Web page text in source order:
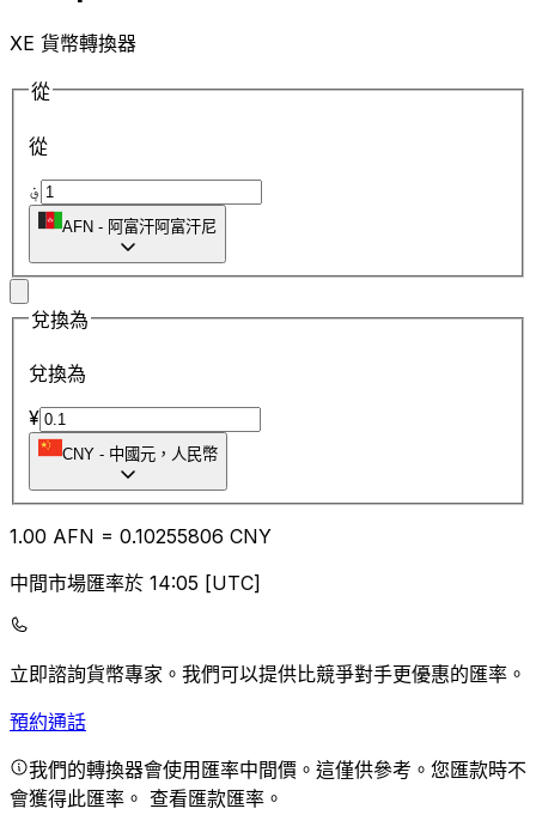
XE 貨幣轉換器
從
從
؋
AFN - 阿富汗阿富汗尼
兌換為
兌換為
¥
CNY - 中國元，人民幣
1.00 AFN = 0.10255806 CNY
中間市場匯率於 14:05 [UTC]
立即諮詢貨幣專家。 我們可以提供比競爭對手更優惠的匯率。
預約通話
我們的轉換器會使用匯率中間價。這僅供參考。您匯款時不
會獲得此匯率。 查看匯款匯率。